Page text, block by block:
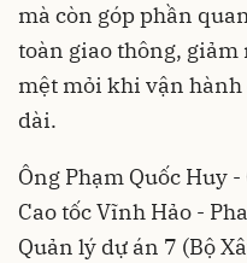
mà còn góp phần
toàn giao thông, giảm
mệt mỏi khi vận hành
dài.
Ông Phạm Quốc Huy
Cao tốc Vĩnh Hảo -
Quản lý dự án 7 (Bộ